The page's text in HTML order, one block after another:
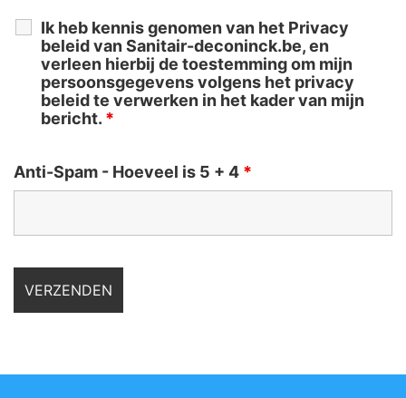
Ik heb kennis genomen van het Privacy
beleid van Sanitair-deconinck.be, en
verleen hierbij de toestemming om mijn
persoonsgegevens volgens het privacy
beleid te verwerken in het kader van mijn
bericht. *
Anti-Spam - Hoeveel is 5 + 4 *